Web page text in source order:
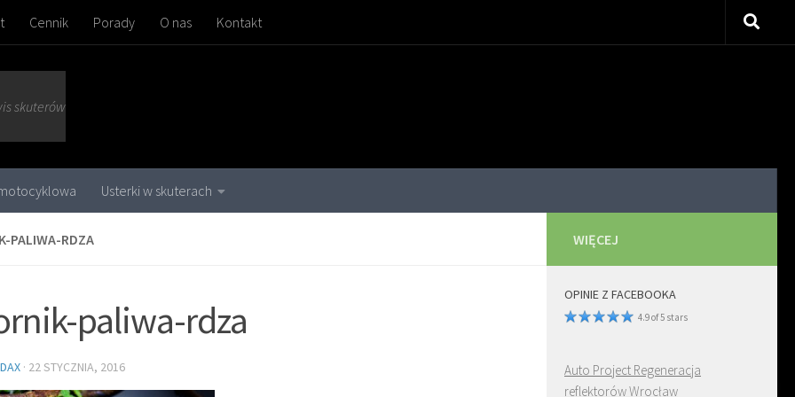
Cennik Porady O nas Kontakt
skuterów
Usterki w skuterach
PALIWA-RDZA
paliwa-rdza
· 22 STYCZNIA, 2016
WIĘCEJ
OPINIE Z FACEBOOKA
4.9 of 5 stars
Auto Project Regeneracja
reflektorów Wrocław